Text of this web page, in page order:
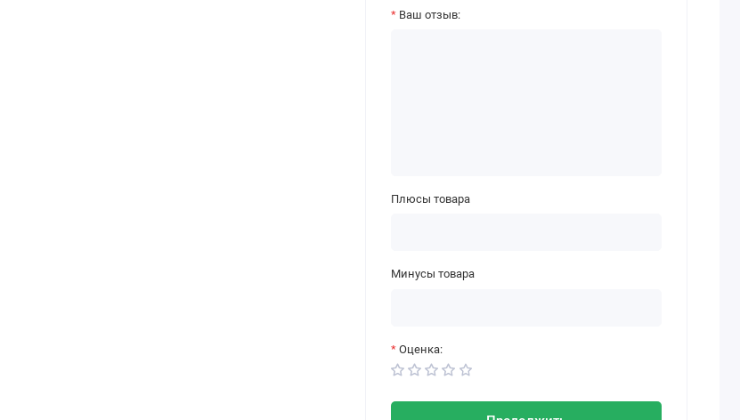
Ваш отзыв:
Плюсы товара
Минусы товара
Оценка: